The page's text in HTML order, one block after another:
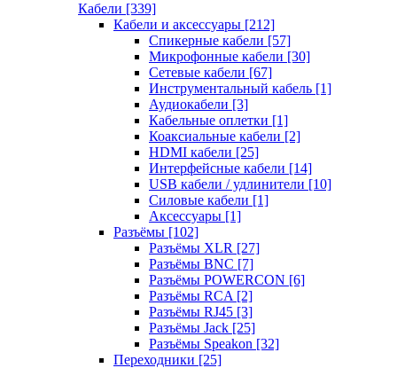
Кабели [339]
Кабели и аксессуары [212]
Спикерные кабели [57]
Микрофонные кабели [30]
Сетевые кабели [67]
Инструментальный кабель [1]
Аудиокабели [3]
Кабельные оплетки [1]
Коаксиальные кабели [2]
HDMI кабели [25]
Интерфейсные кабели [14]
USB кабели / удлинители [10]
Силовые кабели [1]
Аксессуары [1]
Разъёмы [102]
Разъёмы XLR [27]
Разъёмы BNC [7]
Разъёмы POWERCON [6]
Разъёмы RCA [2]
Разъёмы RJ45 [3]
Разъёмы Jack [25]
Разъёмы Speakon [32]
Переходники [25]